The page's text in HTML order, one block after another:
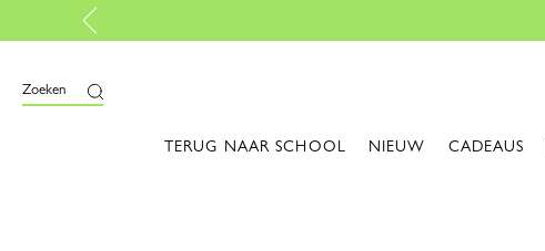
Zoeken
TERUG NAAR SCHOOL NIEUW CADEAUS